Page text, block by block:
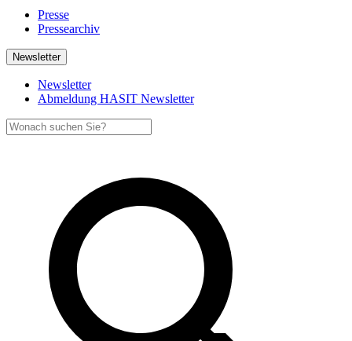
Presse
Pressearchiv
Newsletter
Newsletter
Abmeldung HASIT Newsletter